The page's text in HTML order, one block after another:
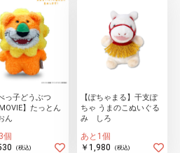
っ子どうぶつ
】たっとん
ん
個
(税込)
【ぽちゃまる】干支ぽ
ちゃ うまのこぬいぐる
み しろ
あと1個
￥1,980
(税込)